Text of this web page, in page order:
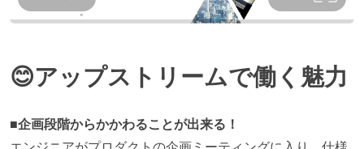
😊アップストリームで働く魅力
■企画段階からかかわることが出来る！